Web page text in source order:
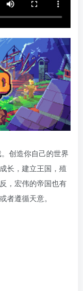
创造你自己的世界
长，建立王国，殖
，宏伟的帝国也有
者遵循天意。